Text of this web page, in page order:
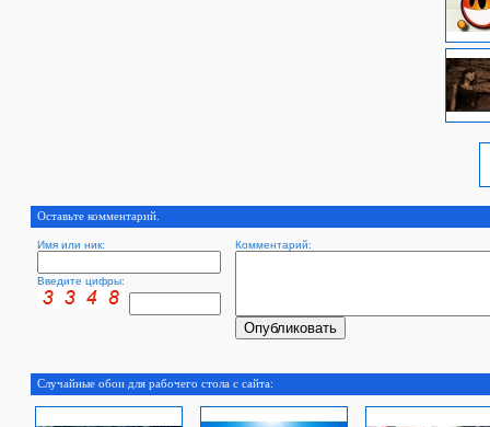
Оставьте комментарий.
Имя или ник: Комментарий:
Введите цифры:
Случайные обои для рабочего стола с сайта: